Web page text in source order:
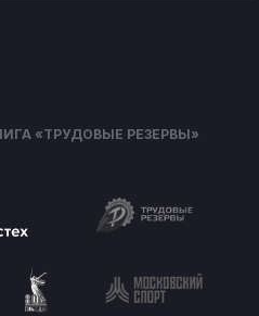
«ТРУДОВЫЕ РЕЗЕРВЫ»